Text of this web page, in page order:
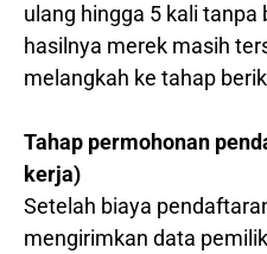
ulang hingga 5 kali
hasilnya merek masih
melangkah ke tahap
Tahap permohonan
kerja)
Setelah biaya
mengirimkan data